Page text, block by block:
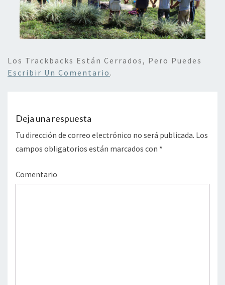
Los Trackbacks Están Cerrados, Pero Puedes
Escribir Un Comentario .
Deja una respuesta
Tu dirección de correo electrónico no será publicada. Los
campos obligatorios están marcados con *
Comentario